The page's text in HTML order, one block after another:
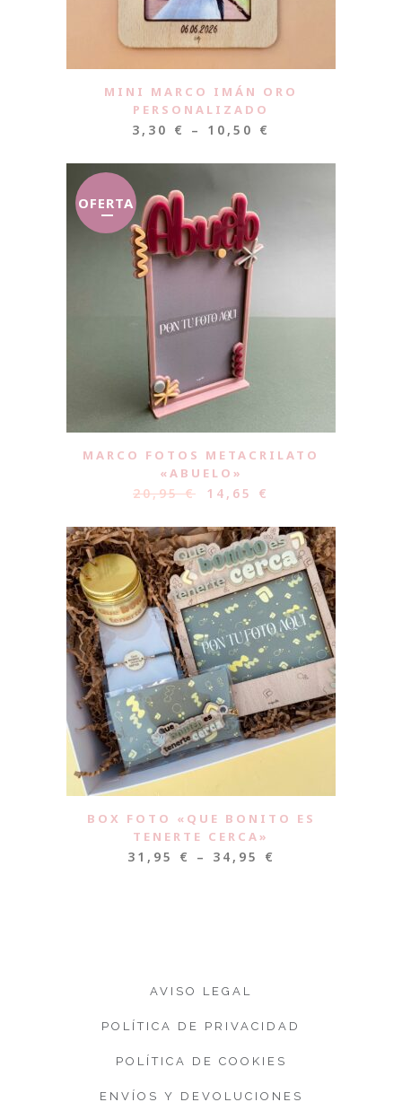
MINI MARCO IMÁN ORO
PERSONALIZADO
3,30 € – 10,50 €
OFERTA
MARCO FOTOS METACRILATO
«ABUELO»
20,95€ 14,65 €
BOX FOTO «QUE BONITO ES
TENERTE CERCA»
31,95 € – 34,95 €
AVISO LEGAL
POLÍTICA DE PRIVACIDAD
POLÍTICA DE COOKIES
ENVÍOS Y DEVOLUCIONES